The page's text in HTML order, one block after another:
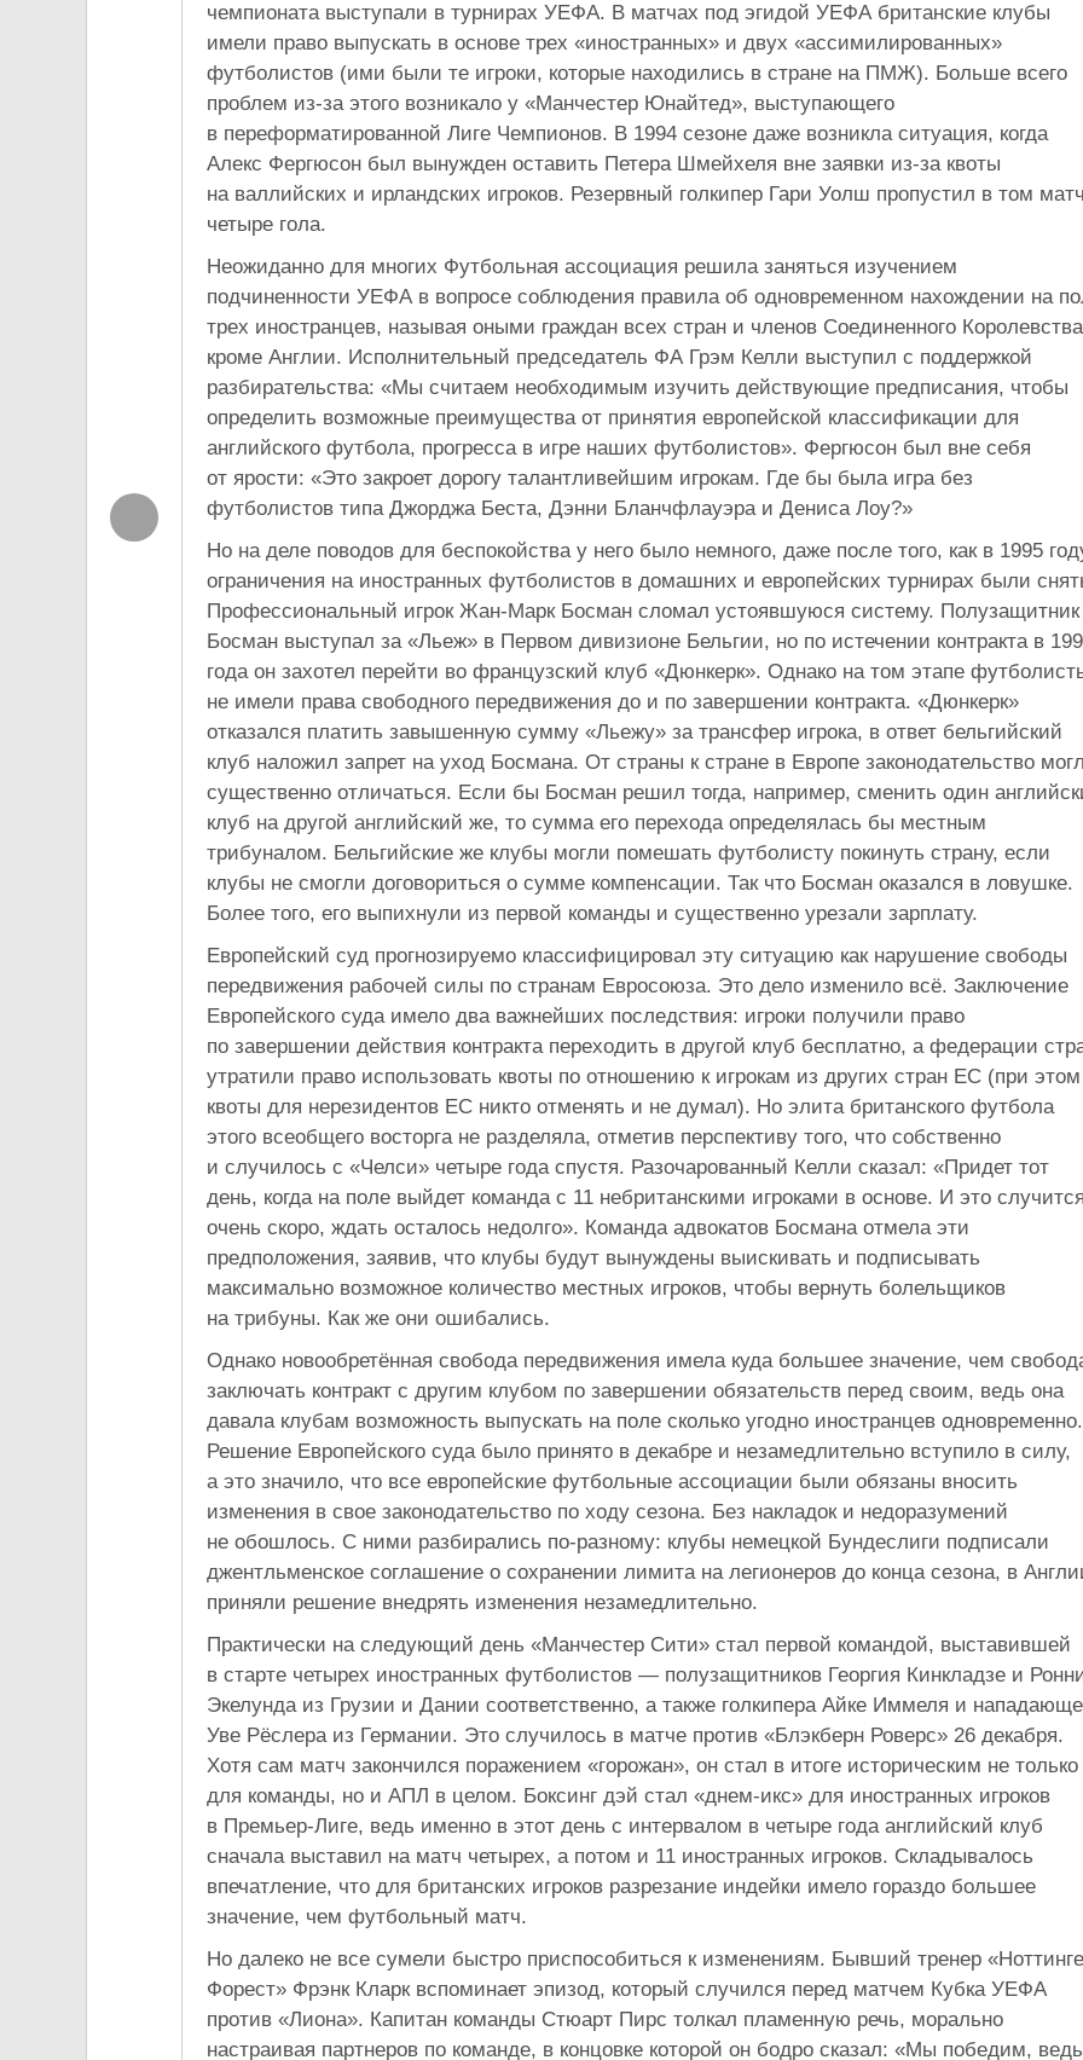
чемпионата выступали в турнирах УЕФА. В матчах под эгидой УЕФА британские клубы
имели право выпускать в основе трех «иностранных» и двух «ассимилированных»
футболистов (ими были те игроки, которые находились в стране на ПМЖ). Больше всего
проблем из-за этого возникало у «Манчестер Юнайтед», выступающего
в переформатированной Лиге Чемпионов. В 1994 сезоне даже возникла ситуация, когда
Алекс Фергюсон был вынужден оставить Петера Шмейхеля вне заявки из-за квоты
на валлийских и ирландских игроков. Резервный голкипер Гари Уолш пропустил в том
четыре гола.
Неожиданно для многих Футбольная ассоциация решила заняться изучением
подчиненности УЕФА в вопросе соблюдения правила об одновременном нахождении на
трех иностранцев, называя оными граждан всех стран и членов Соединенного
кроме Англии. Исполнительный председатель ФА Грэм Келли выступил с поддержкой
разбирательства: «Мы считаем необходимым изучить действующие предписания, чтобы
определить возможные преимущества от принятия европейской классификации для
английского футбола, прогресса в игре наших футболистов». Фергюсон был вне себя
от ярости: «Это закроет дорогу талантливейшим игрокам. Где бы была игра без
футболистов типа Джорджа Беста, Дэнни Бланчфлауэра и Дениса Лоу?»
Но на деле поводов для беспокойства у него было немного, даже после того, как в 1995
ограничения на иностранных футболистов в домашних и европейских турнирах были
Профессиональный игрок Жан-Марк Босман сломал устоявшуюся систему. Полузащитник
Босман выступал за «Льеж» в Первом дивизионе Бельгии, но по истечении контракта в
года он захотел перейти во французский клуб «Дюнкерк». Однако на том этапе
не имели права свободного передвижения до и по завершении контракта. «Дюнкерк»
отказался платить завышенную сумму «Льежу» за трансфер игрока, в ответ бельгийский
клуб наложил запрет на уход Босмана. От страны к стране в Европе законодательство
существенно отличаться. Если бы Босман решил тогда, например, сменить один
клуб на другой английский же, то сумма его перехода определялась бы местным
трибуналом. Бельгийские же клубы могли помешать футболисту покинуть страну, если
клубы не смогли договориться о сумме компенсации. Так что Босман оказался в ловушке.
Более того, его выпихнули из первой команды и существенно урезали зарплату.
Европейский суд прогнозируемо классифицировал эту ситуацию как нарушение свободы
передвижения рабочей силы по странам Евросоюза. Это дело изменило всё. Заключение
Европейского суда имело два важнейших последствия: игроки получили право
по завершении действия контракта переходить в другой клуб бесплатно, а федерации
утратили право использовать квоты по отношению к игрокам из других стран ЕС (при этом
квоты для нерезидентов ЕС никто отменять и не думал). Но элита британского футбола
этого всеобщего восторга не разделяла, отметив перспективу того, что собственно
и случилось с «Челси» четыре года спустя. Разочарованный Келли сказал: «Придет тот
день, когда на поле выйдет команда с 11 небританскими игроками в основе. И это
очень скоро, ждать осталось недолго». Команда адвокатов Босмана отмела эти
предположения, заявив, что клубы будут вынуждены выискивать и подписывать
максимально возможное количество местных игроков, чтобы вернуть болельщиков
на трибуны. Как же они ошибались.
Однако новообретённая свобода передвижения имела куда большее значение, чем
заключать контракт с другим клубом по завершении обязательств перед своим, ведь она
давала клубам возможность выпускать на поле сколько угодно иностранцев одновременно.
Решение Европейского суда было принято в декабре и незамедлительно вступило в силу,
а это значило, что все европейские футбольные ассоциации были обязаны вносить
изменения в свое законодательство по ходу сезона. Без накладок и недоразумений
не обошлось. С ними разбирались по-разному: клубы немецкой Бундеслиги подписали
джентльменское соглашение о сохранении лимита на легионеров до конца сезона, в
приняли решение внедрять изменения незамедлительно.
Практически на следующий день «Манчестер Сити» стал первой командой, выставившей
в старте четырех иностранных футболистов — полузащитников Георгия Кинкладзе и
Экелунда из Грузии и Дании соответственно, а также голкипера Айке Иммеля и
Уве Рёслера из Германии. Это случилось в матче против «Блэкберн Роверс» 26 декабря.
Хотя сам матч закончился поражением «горожан», он стал в итоге историческим не только
для команды, но и АПЛ в целом. Боксинг дэй стал «днем-икс» для иностранных игроков
в Премьер-Лиге, ведь именно в этот день с интервалом в четыре года английский клуб
сначала выставил на матч четырех, а потом и 11 иностранных игроков. Складывалось
впечатление, что для британских игроков разрезание индейки имело гораздо большее
значение, чем футбольный матч.
Но далеко не все сумели быстро приспособиться к изменениям. Бывший тренер
Форест» Фрэнк Кларк вспоминает эпизод, который случился перед матчем Кубка УЕФА
против «Лиона». Капитан команды Стюарт Пирс толкал пламенную речь, морально
настраивая партнеров по команде, в концовке которой он бодро сказал: «Мы победим, ведь